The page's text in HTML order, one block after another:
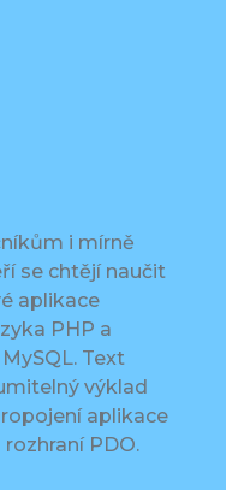
i mírně
se chtějí naučit
aplikace
PHP a
Text
výklad
aplikace
PDO.